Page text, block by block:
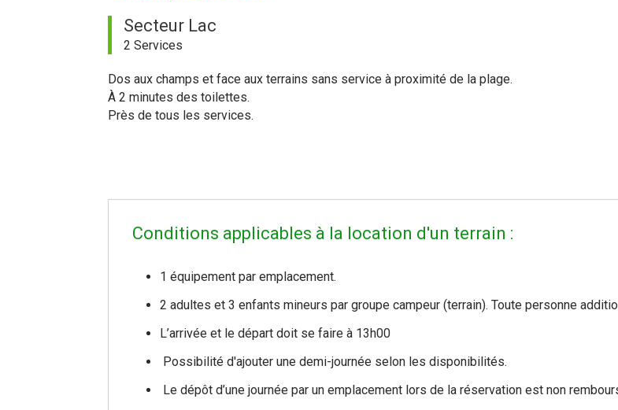
Secteur Lac
2 Services
Dos aux champs et face aux terrains sans service à proximité de la plage.
À 2 minutes des toilettes.
Près de tous les services.
Conditions applicables à la location d'un terrain :
1 équipement par emplacement.
2 adultes et 3 enfants mineurs par groupe campeur (terrain). Toute personne
L’arrivée et le départ doit se faire à 13h00
Possibilité d'ajouter une demi-journée selon les disponibilités.
Le dépôt d’une journée par un emplacement lors de la réservation est non